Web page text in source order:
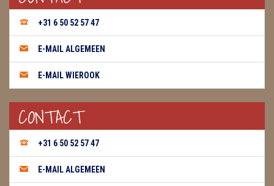
+31 6 50 52 57 47
E-MAIL ALGEMEEN
E-MAIL WIEROOK
CONTACT
+31 6 50 52 57 47
E-MAIL ALGEMEEN